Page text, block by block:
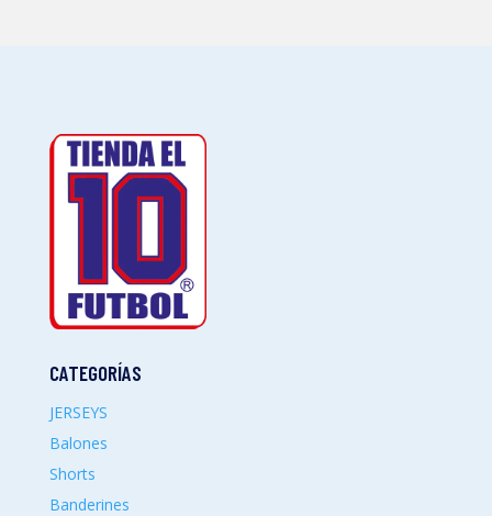
CATEGORÍAS
JERSEYS
Balones
Shorts
Banderines